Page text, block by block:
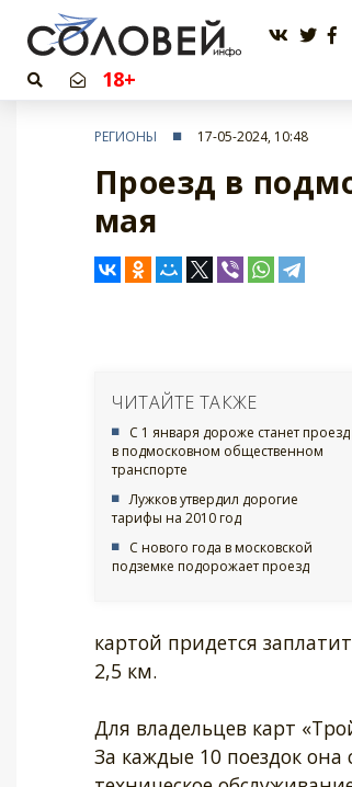
18+
РЕГИОНЫ 17-05-2024, 10:48
Проезд в
мая
ЧИТАЙТЕ ТАКЖЕ
С 1 января дороже станет проезд
в подмосковном общественном
транспорте
Лужков утвердил дорогие
тарифы на 2010 год
С нового года в московской
подземке подорожает проезд
картой придется
2,5 км.
Для владельцев карт
За каждые 10 поездок